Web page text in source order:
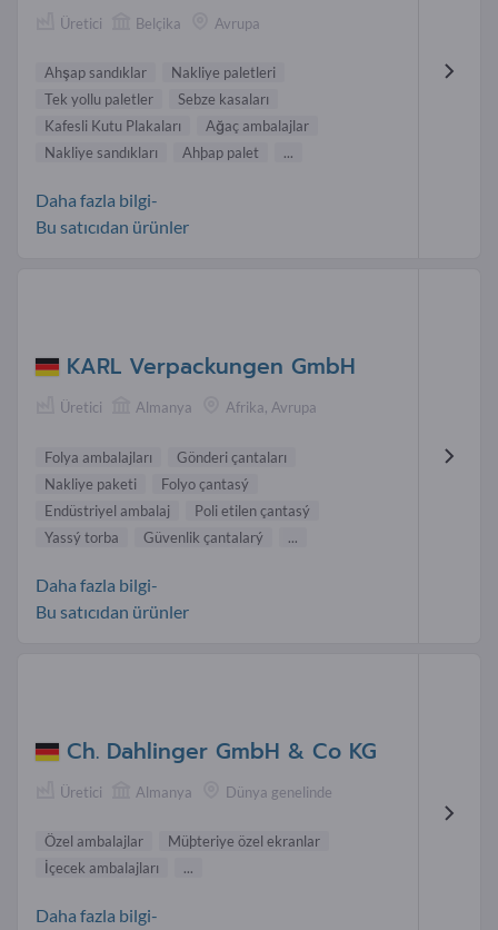
Üretici Belçika Avrupa
Ahşap sandıklar
Nakliye paletleri
Tek yollu paletler
Sebze kasaları
Kafesli Kutu Plakaları
Ağaç ambalajlar
Nakliye sandıkları
Ahþap palet ...
Daha fazla bilgi-
Bu satıcıdan ürünler
KARL Verpackungen GmbH
Üretici Almanya Afrika, Avrupa
Folya ambalajları
Gönderi çantaları
Nakliye paketi
Folyo çantasý
Endüstriyel ambalaj
Poli etilen çantasý
Yassý torba
Güvenlik çantalarý ...
Daha fazla bilgi-
Bu satıcıdan ürünler
Ch. Dahlinger GmbH & Co KG
Üretici Almanya Dünya genelinde
Özel ambalajlar
Müþteriye özel ekranlar
İçecek ambalajları
...
Daha fazla bilgi-